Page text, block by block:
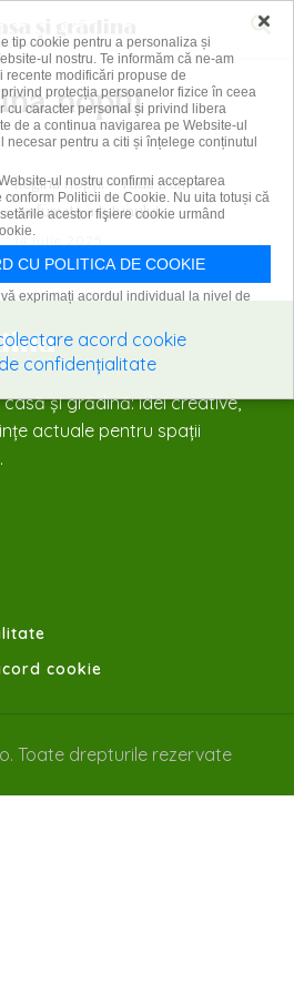
noptii
Regina nopții – ruda frumos
parfumată a tutunului
14 iulie 2025
și grădină: idei creative,
actuale pentru spații
cookie
Toate drepturile rezervate
×
tip cookie pentru a personaliza și
ul nostru. Te informăm că ne-am
modificări propuse de
protecția persoanelor fizice în ceea
cu caracter personal și privind libera
de a continua navigarea pe Website-ul
necesar pentru a citi și înțelege conținutul
ul nostru confirmi acceptarea
Politicii de Cookie. Nu uita totuși că
acestor fişiere cookie urmând
CU POLITICA DE COOKIE
exprimați acordul individual la nivel de
acord cookie
confidențialitate